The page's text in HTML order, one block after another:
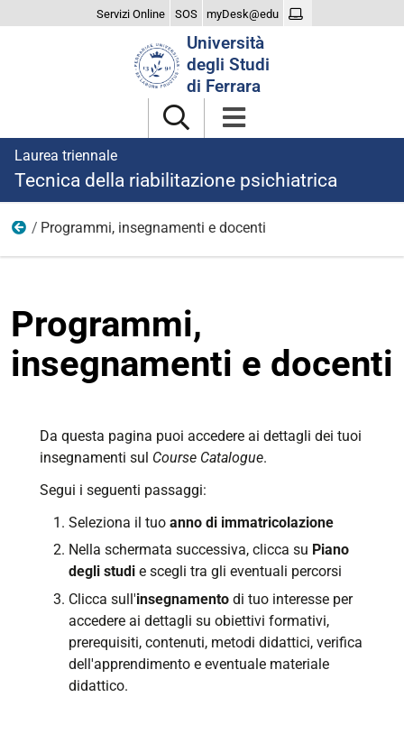
Servizi Online SOS myDesk@edu
Università
degli Studi
di Ferrara
Laurea triennale
Tecnica della riabilitazione psichiatrica
Didattica
Programmi, insegnamenti e docenti
Programmi,
insegnamenti e docenti
Da questa pagina puoi accedere ai dettagli dei tuoi
insegnamenti sul Course Catalogue.
Segui i seguenti passaggi:
Seleziona il tuo anno di immatricolazione
Nella schermata successiva, clicca su Piano
degli studi e scegli tra gli eventuali percorsi
Clicca sull'insegnamento di tuo interesse per
accedere ai dettagli su obiettivi formativi,
prerequisiti, contenuti, metodi didattici, verifica
dell'apprendimento e eventuale materiale
didattico.